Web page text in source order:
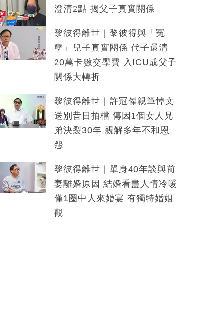
澄清2點 揭父子真實關係
黎彼得離世｜黎彼得與「冤
孽」兒子真實關係 代子還清
20萬卡數交學費 入ICU成父子
關係大轉折
黎彼得離世｜許冠傑親筆悼文
送別昔日拍檔 傳因1個女人兄
弟決裂30年 親解多年不和恩
怨
黎彼得離世｜單身40年談與前
妻離婚原因 結婚看盡人情冷暖
僅1圈中人來婚宴 有獨特婚姻
觀